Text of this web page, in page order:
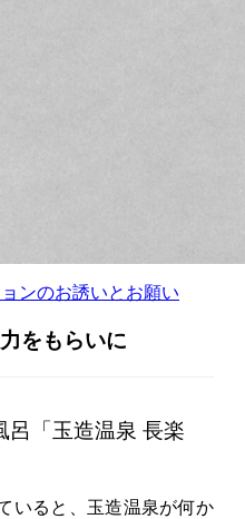
ンのお誘いとお願い
をもらいに
呂「玉造温泉 長楽
いると、玉造温泉が何か